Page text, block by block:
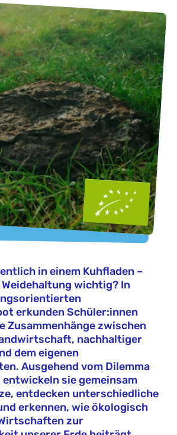
in einem Kuhfladen –
wichtig? In
erkunden Schüler:innen
Zusammenhänge zwischen
nachhaltiger
dem eigenen
Ausgehend vom Dilemma
entwickeln sie gemeinsam
entdecken unterschiedliche
erkennen, wie ökologisch
zur